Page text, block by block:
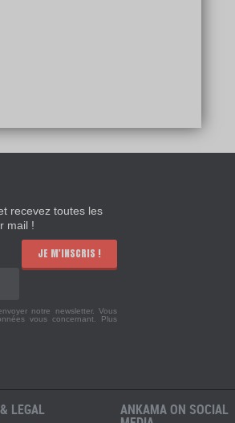
recevez toutes les
mail !
JE M'INSCRIS !
notre newsletter. Vous
vous concernant. Plus
LEGAL ANKAMA ON SOCIAL